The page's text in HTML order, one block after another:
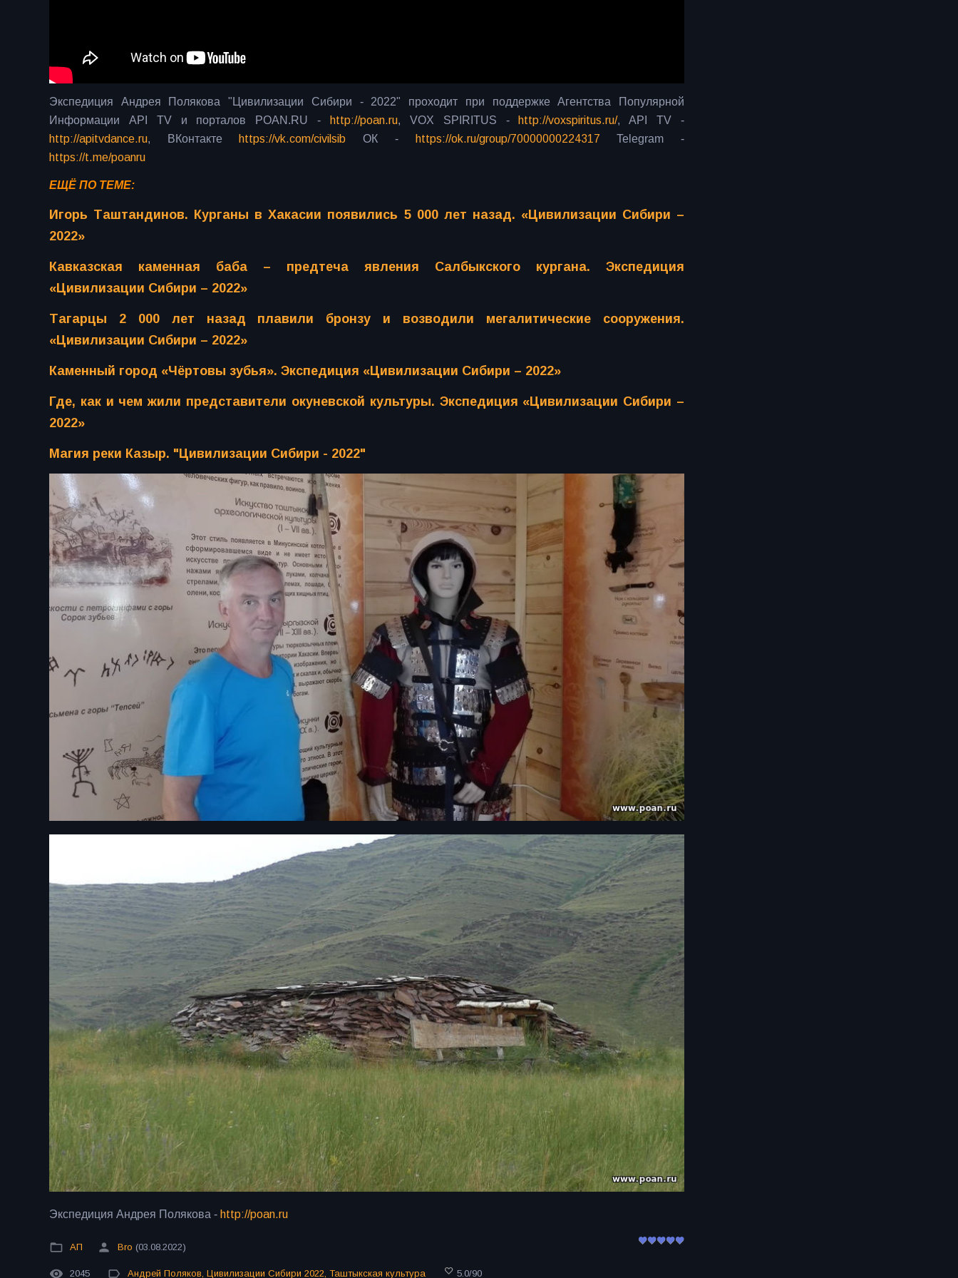
Экспедиция Андрея Полякова "Цивилизации Сибири - 2022" проходит при поддержке Агентства Популярной
Информации API TV и порталов POAN.RU -
http://poan.ru, VOX SPIRITUS - http://voxspiritus.ru/, API TV -
http://apitvdance.ru, ВКонтакте https://vk.com/civilsib ОК - https://ok.ru/group/70000000224317 Telegram -
https://t.me/poanru
ЕЩЁ ПО ТЕМЕ:
Игорь Таштандинов. Курганы в Хакасии появились 5 000 лет назад. «Цивилизации Сибири –
2022»
Кавказская каменная баба – предтеча явления Салбыкского кургана. Экспедиция
«Цивилизации Сибири – 2022»
Тагарцы 2 000 лет назад плавили бронзу и возводили мегалитические сооружения.
«Цивилизации Сибири – 2022»
Каменный город «Чёртовы зубья». Экспедиция «Цивилизации Сибири – 2022»
Где, как и чем жили представители окуневской культуры. Экспедиция «Цивилизации Сибири –
2022»
Магия реки Казыр. "Цивилизации Сибири - 2022"
Экспедиция Андрея Полякова - http://poan.ru
АП Bro (03.08.2022)
2045 Андрей Поляков Цивилизации Сибири 2022 Таштыкская культура 5.0/90